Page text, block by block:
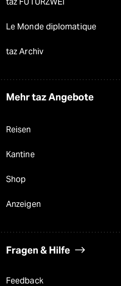
Le Monde diplomatique
taz Archiv
Mehr taz Angebote
Reisen
Kantine
Shop
Anzeigen
Fragen & Hilfe
Feedback